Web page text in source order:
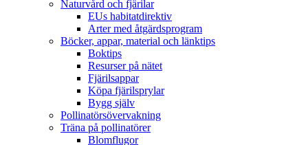
Naturvård och fjärilar
EUs habitatdirektiv
Arter med åtgärdsprogram
Böcker, appar, material och länktips
Boktips
Resurser på nätet
Fjärilsappar
Köpa fjärilsprylar
Bygg själv
Pollinatörsövervakning
Träna på pollinatörer
Blomflugor